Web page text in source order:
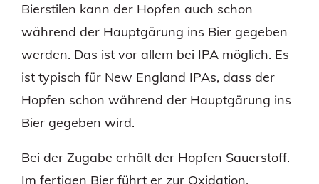
Bierstilen kann der Hopfen auch schon
während der Hauptgärung ins Bier gegeben
werden. Das ist vor allem bei IPA möglich. Es
ist typisch für New England IPAs, dass der
Hopfen schon während der Hauptgärung ins
Bier gegeben wird.
Bei der Zugabe erhält der Hopfen Sauerstoff.
Im fertigen Bier führt er zur Oxidation.